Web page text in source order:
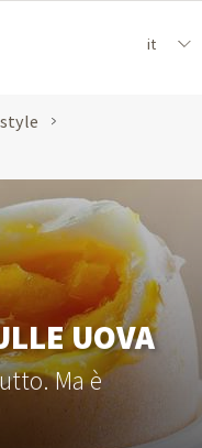
it
UOVA
Ma è